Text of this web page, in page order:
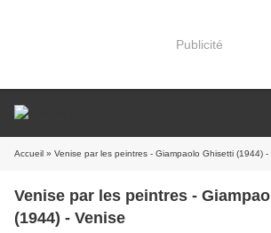
Publicité
Accueil » Venise par les peintres - Giampaolo Ghisetti (1944) -
Venise par les peintres - Giampaolo Ghisetti
(1944) - Venise